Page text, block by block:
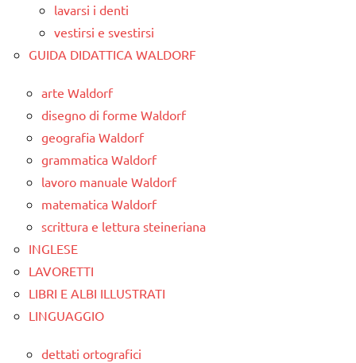
lavarsi i denti
vestirsi e svestirsi
GUIDA DIDATTICA WALDORF
arte Waldorf
disegno di forme Waldorf
geografia Waldorf
grammatica Waldorf
lavoro manuale Waldorf
matematica Waldorf
scrittura e lettura steineriana
INGLESE
LAVORETTI
LIBRI E ALBI ILLUSTRATI
LINGUAGGIO
dettati ortografici